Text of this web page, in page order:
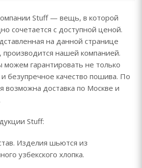
Stuff — вещь, в которой
сочетается с доступной ценой.
на данной странице
производится нашей компанией.
можем гарантировать не только
безупречное качество пошива. По
возможна доставка по Москве и
Stuff:
Изделия шьются из
узбекского хлопка.